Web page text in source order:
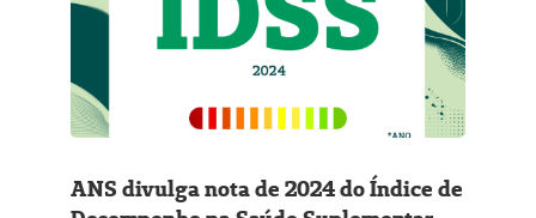
ANS divulga nota de 2024 do Índice de